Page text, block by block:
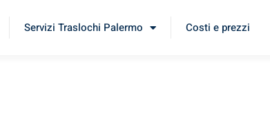
Servizi Traslochi Palermo Costi e prezzi